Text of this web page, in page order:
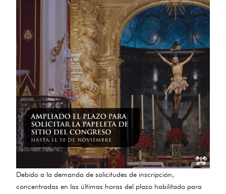
Debido a la demanda de solicitudes de inscripción,
concentradas en las últimas horas del plazo habilitado para